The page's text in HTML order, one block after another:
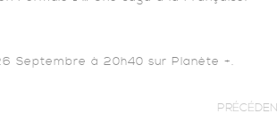
Septembre à 20h40 sur Planète +.